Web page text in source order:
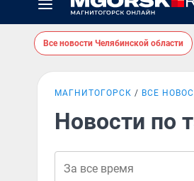
Все новости Челябинской области
МАГНИТОГОРСК ВСЕ
Новости по